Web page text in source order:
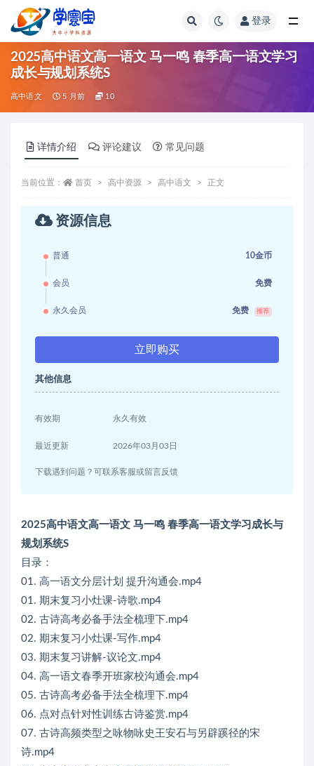
登录
2025高中语文高一语文 马一鸣 春季高一语文学习
成长与规划系统S
高中语文 5 月前 10
详情介绍 评论建议 常见问题
当前位置： 首页 高中资源 高中语文 正文
资源信息
普通 10金币
会员 免费
永久会员 免费 推荐
立即购买
其他信息
有效期 永久有效
最近更新 2026年03月03日
下载遇到问题？可联系客服或留言反馈
2025高中语文高一语文 马一鸣 春季高一语文学习成长与
规划系统S
目录：
01. 高一语文分层计划 提升沟通会.mp4
01. 期末复习小灶课-诗歌.mp4
02. 古诗高考必备手法全梳理下.mp4
02. 期末复习小灶课-写作.mp4
03. 期末复习讲解-议论文.mp4
04. 高一语文春季开班家校沟通会.mp4
05. 古诗高考必备手法全梳理下.mp4
06. 点对点针对性训练古诗鉴赏.mp4
07. 古诗高频类型之咏物咏史王安石与另辟蹊径的宋
诗.mp4
全部